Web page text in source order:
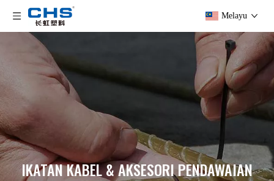
Melayu
IKATAN KABEL & AKSESORI PENDAWAIAN